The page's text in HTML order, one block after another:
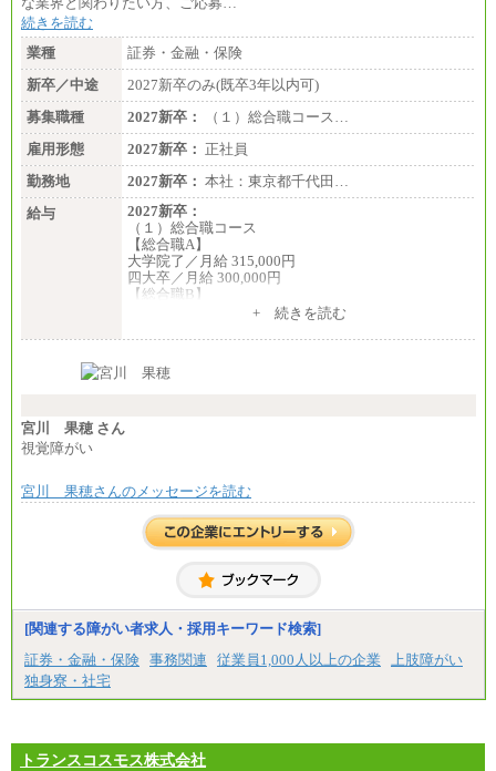
年収例：
年収例は賞与含む、残業代・家族手当含まず
※キャリアや能力等を考慮の上、当社規定により確
定します
※残業手当：別途支給
※固定給に固定残業代含まず
※試用期間中も給与に変更なし
続きを読む
業種
証券・金融・保険
新卒／中途
2027新卒のみ(既卒3年以内可)
募集職種
2027新卒：
（１）総合職コース…
雇用形態
2027新卒： 正社員
勤務地
2027新卒： 本社：東京都千代田…
給与
2027新卒：
（１）総合職コース
【総合職A】
大学院了／月給 315,000円
四大卒／月給 300,000円
【総合職B】
大学院了／月給 282,000円
月給198,300円
+ 続きを読む
宮川 果穂 さん
視覚障がい
宮川 果穂さんのメッセージを読む
[関連する障がい者求人・採用キーワード検索]
証券・金融・保険 事務関連 従業員1,000人以上の企業
上肢障がい
独身寮・社宅
トランスコスモス株式会社